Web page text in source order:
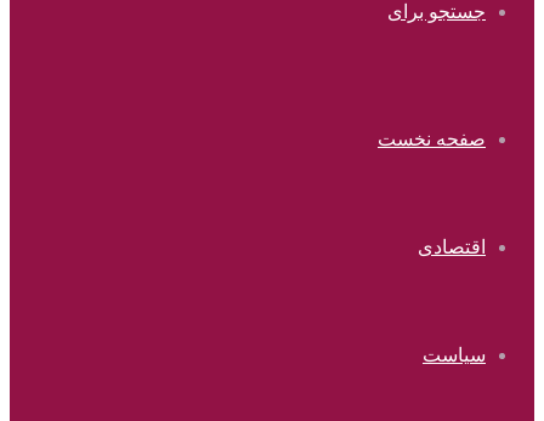
جستجو برای
صفحه نخست
اقتصادی
سیاست